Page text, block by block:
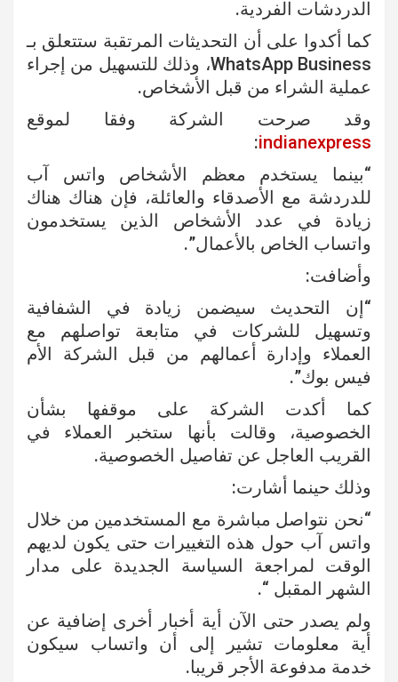
الدردشات الفردية.
كما أكدوا على أن التحديثات المرتقبة ستتعلق بـ
WhatsApp Business، وذلك للتسهيل من إجراء
عملية الشراء من قبل الأشخاص.
وقد صرحت الشركة وفقا لموقع
indianexpress
:
“بينما يستخدم معظم الأشخاص واتس آب
للدردشة مع الأصدقاء والعائلة، فإن هناك هناك
زيادة في عدد الأشخاص الذين يستخدمون
واتساب الخاص بالأعمال”.
وأضافت:
“إن التحديث سيضمن زيادة في الشفافية
وتسهيل للشركات في متابعة تواصلهم مع
العملاء وإدارة أعمالهم من قبل الشركة الأم
فيس بوك”.
كما أكدت الشركة على موقفها بشأن
الخصوصية، وقالت بأنها ستخبر العملاء في
القريب العاجل عن تفاصيل الخصوصية.
وذلك حينما أشارت:
“نحن نتواصل مباشرة مع المستخدمين من خلال
واتس آب حول هذه التغييرات حتى يكون لديهم
الوقت لمراجعة السياسة الجديدة على مدار
الشهر المقبل “.
ولم يصدر حتى الآن أية أخبار أخرى إضافية عن
أية معلومات تشير إلى أن واتساب سيكون
خدمة مدفوعة الأجر قريبا.